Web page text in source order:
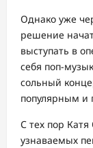
Однако уже
решение
выступать в
себя поп-
сольный
популярным и
С тех пор
узнаваемых